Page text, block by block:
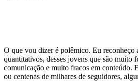
O que vou dizer é polêmico. Eu reconheço
quantitativos, desses jovens que são muito
comunicação e muito fracos em conteúdo.
ou centenas de milhares de seguidores,